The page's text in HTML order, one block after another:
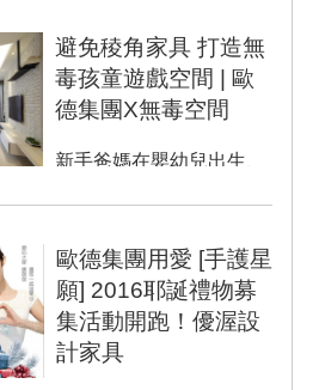
TCFA連鎖加盟協會...
避免稜角家具 打造無
毒孩童遊戲空間 | 歐
德集團X無毒空間
新手爸媽在嬰幼兒出生、
時，居家空間規劃得跳脫
開...
歐德集團用愛 [手護星
願] 2016耶誕禮物募
集活動開跑！優渥設
計家具